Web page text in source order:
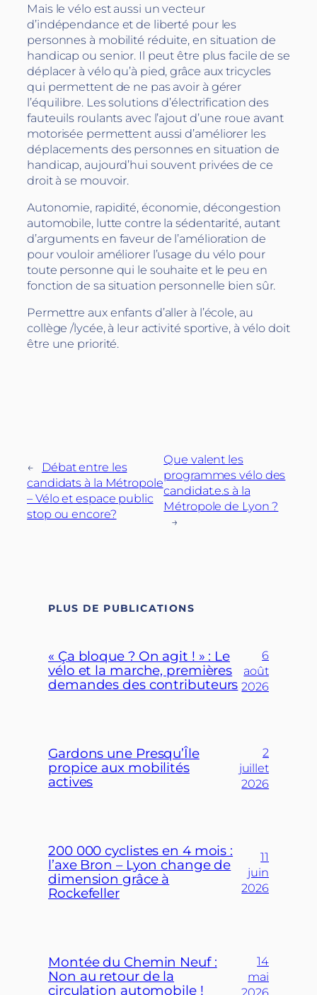
Mais le vélo est aussi un vecteur
d’indépendance et de liberté pour les
personnes à mobilité réduite, en situation de
handicap ou senior. Il peut être plus facile de se
déplacer à vélo qu’à pied, grâce aux tricycles
qui permettent de ne pas avoir à gérer
l’équilibre. Les solutions d’électrification des
fauteuils roulants avec l’ajout d’une roue avant
motorisée permettent aussi d’améliorer les
déplacements des personnes en situation de
handicap, aujourd’hui souvent privées de ce
droit à se mouvoir.
Autonomie, rapidité, économie, décongestion
automobile, lutte contre la sédentarité, autant
d’arguments en faveur de l’amélioration de
pour vouloir améliorer l’usage du vélo pour
toute personne qui le souhaite et le peu en
fonction de sa situation personnelle bien sûr.
Permettre aux enfants d’aller à l’école, au
collège /lycée, à leur activité sportive, à vélo doit
être une priorité.
←
Débat entre les
candidats à la Métropole
– Vélo et espace public
stop ou encore?
Que valent les
programmes vélo des
candidat.e.s à la
Métropole de Lyon ?
→
PLUS DE PUBLICATIONS
« Ça bloque ? On agit ! » : Le
vélo et la marche, premières
demandes des contributeurs
6
août
2026
Gardons une Presqu’Île
propice aux mobilités
actives
2
juillet
2026
200 000 cyclistes en 4 mois :
l’axe Bron – Lyon change de
dimension grâce à
Rockefeller
11
juin
2026
Montée du Chemin Neuf :
Non au retour de la
circulation automobile !
14
mai